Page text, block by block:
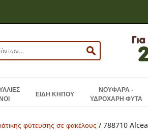
ΕΙΔΗ ΚΗΠΟΥ
ΝΟΥΦΑΡΑ -
ΥΔΡΟΧΑΡΗ ΦΥΤΑ
φύτευσης σε φακέλους / 788710